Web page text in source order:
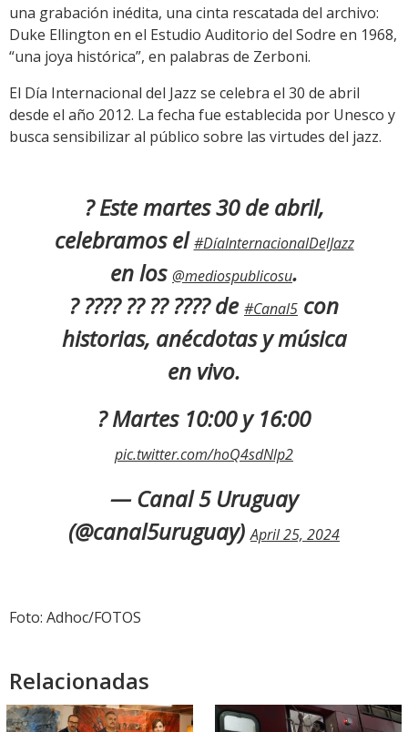
una grabación inédita, una cinta rescatada del archivo:
Duke Ellington en el Estudio Auditorio del Sodre en 1968,
“una joya histórica”, en palabras de Zerboni.
El Día Internacional del Jazz se celebra el 30 de abril
desde el año 2012. La fecha fue establecida por Unesco y
busca sensibilizar al público sobre las virtudes del jazz.
? Este martes 30 de abril,
celebramos el#DíaInternacionalDelJazz
en los @mediospublicosu.
? ???? ?? ?? ???? de #Canal5 con
historias, anécdotas y música
en vivo.
? Martes 10:00 y 16:00
pic.twitter.com/hoQ4sdNlp2
— Canal 5 Uruguay
(@canal5uruguay)April 25, 2024
Foto: Adhoc/FOTOS
Relacionadas